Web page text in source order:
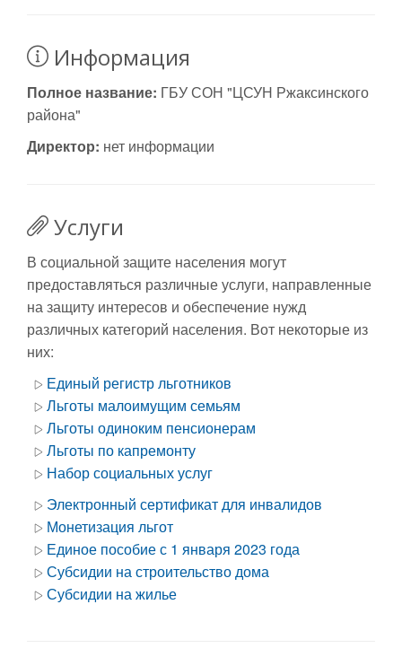
Информация
Полное название: ГБУ СОН "ЦСУН Ржаксинского
района"
Директор: нет информации
Услуги
В социальной защите населения могут
предоставляться различные услуги, направленные
на защиту интересов и обеспечение нужд
различных категорий населения. Вот некоторые из
них:
Единый регистр льготников
Льготы малоимущим семьям
Льготы одиноким пенсионерам
Льготы по капремонту
Набор социальных услуг
Электронный сертификат для инвалидов
Монетизация льгот
Единое пособие с 1 января 2023 года
Субсидии на строительство дома
Субсидии на жилье